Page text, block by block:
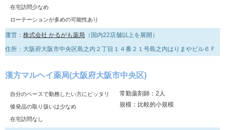
在宅訪問少なめ
ローテーションが多めの可能性あり
運営： 株式会社 かるがも薬局 （国内22店舗以上を展開）
住所：大阪府大阪市中央区島之内２丁目１４番２１号島之内はりまやビル６Ｆ
漢方マルヘイ薬局(大阪府大阪市中央区)
自分のペースで勤務したい方にピッタリ
後発品の取り扱いは少なめ
在宅訪問なし
常勤薬剤師：2人
規模：比較的小規模